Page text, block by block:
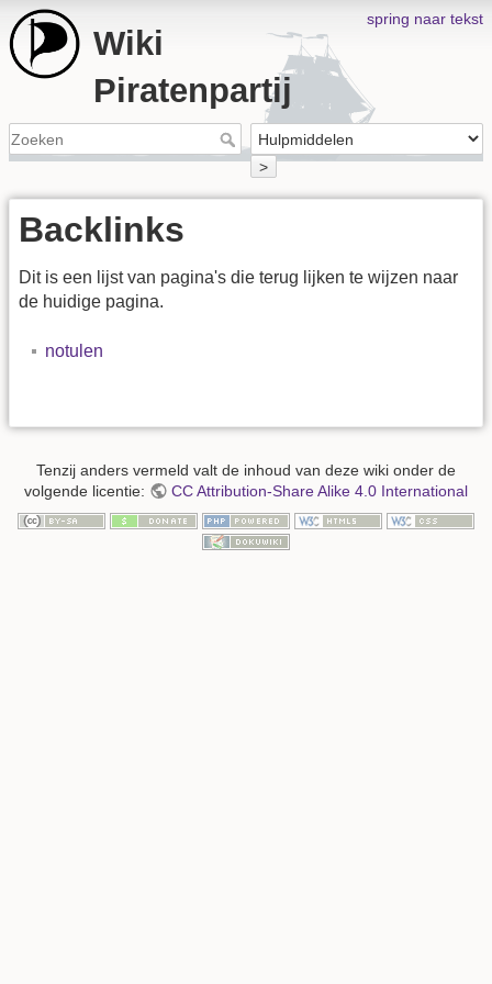
spring naar tekst
Wiki
Piratenpartij
>
Backlinks
Dit is een lijst van pagina's die terug lijken te wijzen naar
de huidige pagina.
notulen
Tenzij anders vermeld valt de inhoud van deze wiki onder de
volgende licentie:
CC Attribution-Share Alike 4.0 International